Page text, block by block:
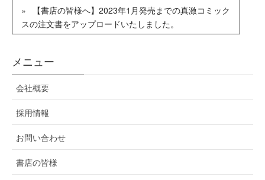
【書店の皆様へ】2023年1月発売までの真激コミック
スの注文書をアップロードいたしました。
メニュー
会社概要
採用情報
お問い合わせ
書店の皆様